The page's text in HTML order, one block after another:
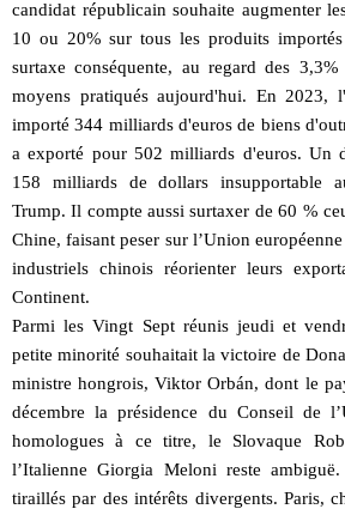
candidat républicain souhaite augmenter
10 ou 20% sur tous les produits
surtaxe conséquente, au regard des
moyens pratiqués aujourd'hui. En 2023,
importé 344 milliards d'euros de biens
a exporté pour 502 milliards d'euros. Un
158 milliards de dollars insupportable
Trump. Il compte aussi surtaxer de 60 %
Chine, faisant peser sur l’Union
industriels chinois réorienter leurs
Continent.
Parmi les Vingt Sept réunis jeudi et
petite minorité souhaitait la victoire de
ministre hongrois, Viktor Orbán, dont le
décembre la présidence du Conseil de
homologues à ce titre, le Slovaque
l’Italienne Giorgia Meloni reste
tiraillés par des intérêts divergents. Paris,